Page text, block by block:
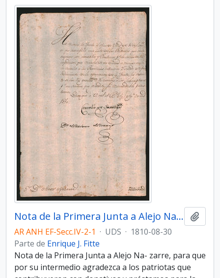
Nota de la Primera Junta a Alejo Nazarre
AR ANH EF-Secc.IV-2-1 · UDS · 1810-08-30
Parte de Enrique J. Fitte
Nota de la Primera Junta a Alejo Na- zarre, para que
por su intermedio agradezca a los patriotas que